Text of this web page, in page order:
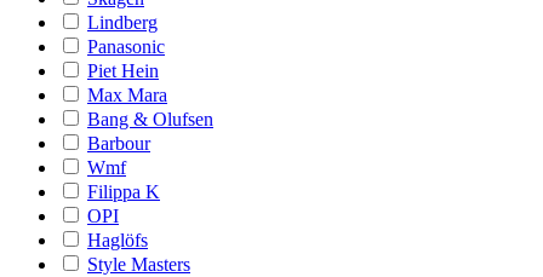
Lindberg
Panasonic
Piet Hein
Max Mara
Bang & Olufsen
Barbour
Wmf
Filippa K
OPI
Haglöfs
Style Masters